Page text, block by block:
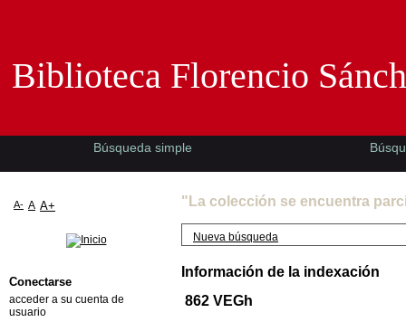
"La colección se encuentra
Nueva búsqueda
Información de la indexación
862 VEGh
Biblioteca Florencio
Búsqueda simple
A- A A+
Conectarse
acceder a su cuenta de
usuario